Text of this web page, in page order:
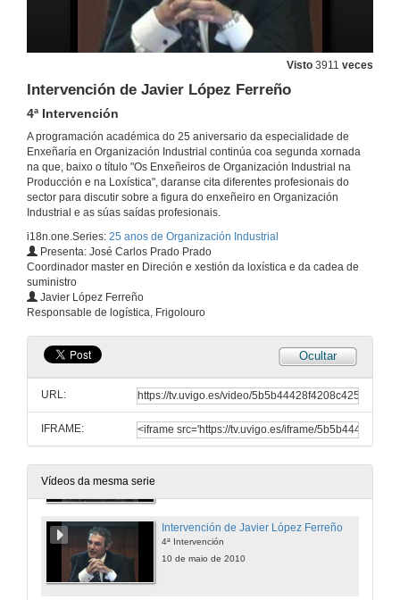
Visto 3911 veces
Intervención de Javier López Ferreño
4ª Intervención
A programación académica do 25 aniversario da especialidade de
Enxeñaría en Organización Industrial continúa coa segunda xornada
na que, baixo o título "Os Enxeñeiros de Organización Industrial na
Producción e na Loxística", daranse cita diferentes profesionais do
sector para discutir sobre a figura do enxeñeiro en Organización
Industrial e as súas saídas profesionais.
i18n.one.Series: 25 anos de Organización Industrial
Presenta: José Carlos Prado Prado
Coordinador master en Direción e xestión da loxística e da cadea de
suministro
Javier López Ferreño
Responsable de logística, Frigolouro
Ocultar
URL:
IFRAME:
Vídeos da mesma serie
Intervención de Jorge Carbonell
Preguntas
28 de abr. de 2010
10 de maio de 2010
Intervención de Jacobo Pardo Montenegro
2ª Intervención
10 de maio de 2010
Intervención de Arturo Iglesias García
Intervención de Javier López Ferreño
4ª Intervención
10 de maio de 2010